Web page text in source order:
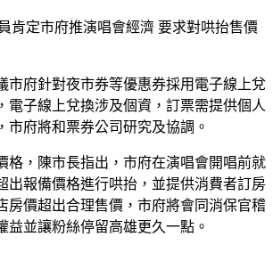
市府針對夜市券等優惠券採用電子線上兌
電子線上兌換涉及個資，訂票需提供個人
市府將和票券公司研究及協調。
，陳市長指出，市府在演唱會開唱前就
出報備價格進行哄抬，並提供消費者訂房
房價超出合理售價，市府將會同消保官稽
益並讓粉絲停留高雄更久一點。